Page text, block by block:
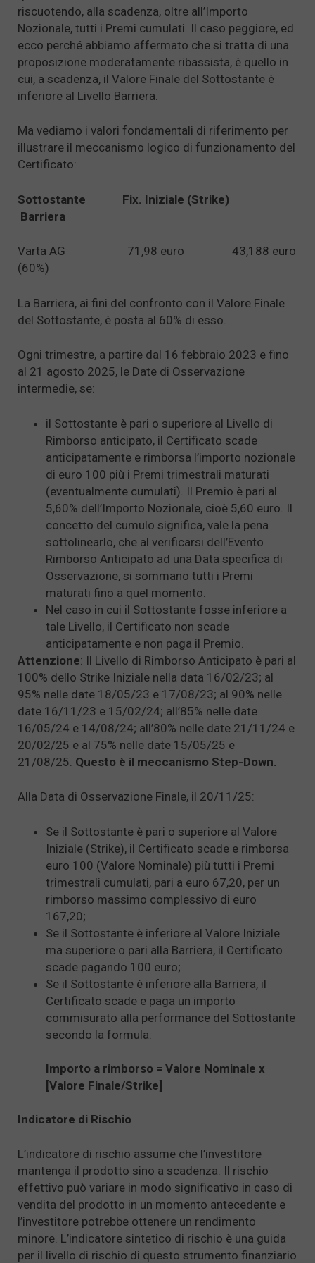
riscuotendo, alla scadenza, oltre all’Importo
Nozionale, tutti i Premi cumulati. Il caso peggiore, ed
ecco perché abbiamo affermato che si tratta di una
proposizione moderatamente ribassista, è quello in
cui, a scadenza, il Valore Finale del Sottostante è
inferiore al Livello Barriera.
Ma vediamo i valori fondamentali di riferimento per
illustrare il meccanismo logico di funzionamento del
Certificato:
Sottostante Fix. Iniziale (Strike)
Barriera
Varta AG 71,98 euro 43,188 euro
(60%)
La Barriera, ai fini del confronto con il Valore Finale
del Sottostante, è posta al 60% di esso.
Ogni trimestre, a partire dal 16 febbraio 2023 e fino
al 21 agosto 2025, le Date di Osservazione
intermedie, se:
il Sottostante è pari o superiore al Livello di
Rimborso anticipato, il Certificato scade
anticipatamente e rimborsa l’importo nozionale
di euro 100 più i Premi trimestrali maturati
(eventualmente cumulati). Il Premio è pari al
5,60% dell’Importo Nozionale, cioè 5,60 euro. Il
concetto del cumulo significa, vale la pena
sottolinearlo, che al verificarsi dell’Evento
Rimborso Anticipato ad una Data specifica di
Osservazione, si sommano tutti i Premi
maturati fino a quel momento.
Nel caso in cui il Sottostante fosse inferiore a
tale Livello, il Certificato non scade
anticipatamente e non paga il Premio.
Attenzione: Il Livello di Rimborso Anticipato è pari al
100% dello Strike Iniziale nella data 16/02/23; al
95% nelle date 18/05/23 e 17/08/23; al 90% nelle
date 16/11/23 e 15/02/24; all’85% nelle date
16/05/24 e 14/08/24; all’80% nelle date 21/11/24 e
20/02/25 e al 75% nelle date 15/05/25 e
21/08/25. Questo è il meccanismo Step-Down.
Alla Data di Osservazione Finale, il 20/11/25:
Se il Sottostante è pari o superiore al Valore
Iniziale (Strike), il Certificato scade e rimborsa
euro 100 (Valore Nominale) più tutti i Premi
trimestrali cumulati, pari a euro 67,20, per un
rimborso massimo complessivo di euro
167,20;
Se il Sottostante è inferiore al Valore Iniziale
ma superiore o pari alla Barriera, il Certificato
scade pagando 100 euro;
Se il Sottostante è inferiore alla Barriera, il
Certificato scade e paga un importo
commisurato alla performance del Sottostante
secondo la formula:
Importo a rimborso = Valore Nominale x
[Valore Finale/Strike]
Indicatore di Rischio
L’indicatore di rischio assume che l’investitore
mantenga il prodotto sino a scadenza. Il rischio
effettivo può variare in modo significativo in caso di
vendita del prodotto in un momento antecedente e
l’investitore potrebbe ottenere un rendimento
minore. L’indicatore sintetico di rischio è una guida
per il livello di rischio di questo strumento finanziario